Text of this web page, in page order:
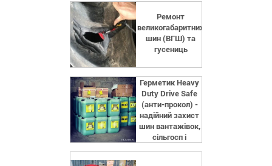
Ремонт
великогабаритних
шин (ВГШ) та
гусениць
Герметик Heavy
Duty Drive Safe
(анти-прокол) -
надійний захист
шин вантажівок,
сільгосп і